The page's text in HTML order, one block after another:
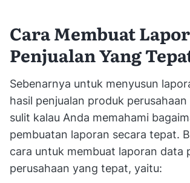
Cara Membuat
Penjualan Yang
Sebenarnya untuk menyusun
hasil penjualan produk
sulit kalau Anda memahami
pembuatan laporan secara tepat.
cara untuk membuat laporan data
perusahaan yang tepat, yaitu: